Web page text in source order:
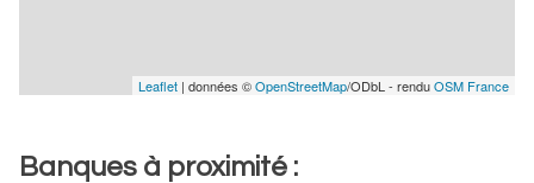
Leaflet | données ©OpenStreetMap/ODbL - renduOSM France
Banques à proximité :